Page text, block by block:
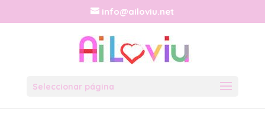
info@ailoviu.net
Seleccionar página